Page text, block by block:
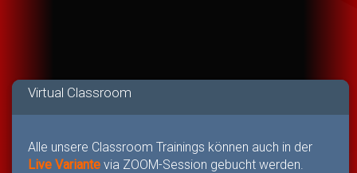
Virtual Classroom
Alle unsere Classroom Trainings können auch in der
Live Variante via ZOOM-Session gebucht werden.